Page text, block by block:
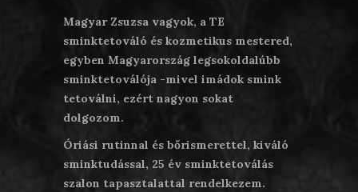
Magyar Zsuzsa vagyok, a TE
sminktetováló és kozmetikus mestered,
egyben Magyarország legsokoldalúbb
sminktetoválója -mivel imádok smink
tetoválni, ezért nagyon sokat
dolgozom.
Óriási rutinnal és bőrismerettel, kiváló
sminktudással, 25 év sminktetoválás
szalon tapasztalattal rendelkezem.